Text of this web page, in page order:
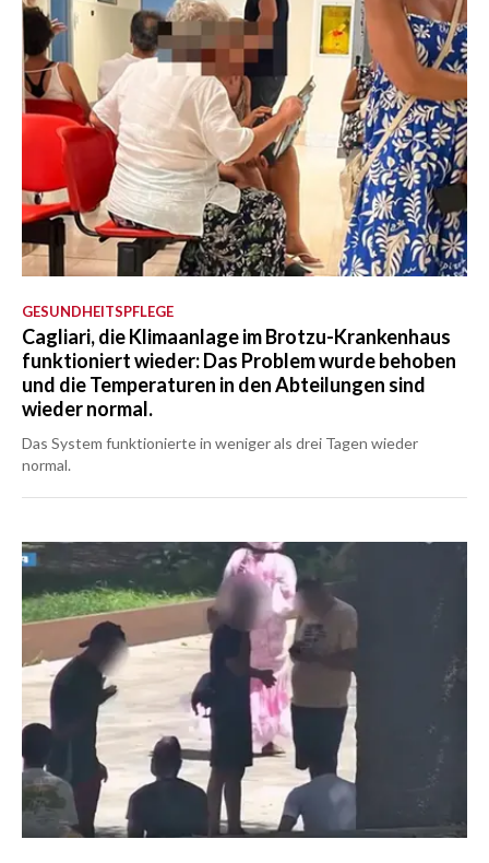
GESUNDHEITSPFLEGE
Cagliari, die Klimaanlage im Brotzu-Krankenhaus
funktioniert wieder: Das Problem wurde behoben
und die Temperaturen in den Abteilungen sind
wieder normal.
Das System funktionierte in weniger als drei Tagen wieder
normal.